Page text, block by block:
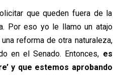
que queden fuera de la
Por eso yo le llamo un atajo
reforma de otra naturaleza,
en el Senado. Entonces, es
y que estemos aprobando